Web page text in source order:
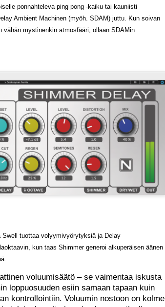
ponnahteleva ping pong -kaiku tai kauniisti
Ambient Machinen (myöh. SDAM) juttu. Kun soivan
vähän mystinenkin atmosfääri, ollaan SDAMin
tuottaa volyymivyörytyksiä ja Delay
kun taas Shimmer generoi alkuperäisen äänen
voluumi­säätö – se vaimentaa iskusta
loppuosuuden esiin samaan tapaan kuin
kontrollointiin. Voluumin nostoon on kolme